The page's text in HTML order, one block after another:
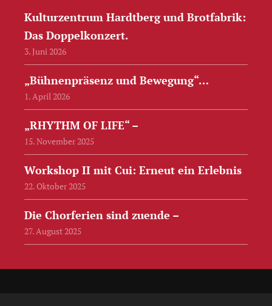
Kulturzentrum Hardtberg und Brotfabrik:
Das Doppelkonzert.
3. Juni 2026
„Bühnenpräsenz und Bewegung“…
1. April 2026
„RHYTHM OF LIFE“ –
15. November 2025
Workshop II mit Cui: Erneut ein Erlebnis
22. Oktober 2025
Die Chorferien sind zuende –
27. August 2025